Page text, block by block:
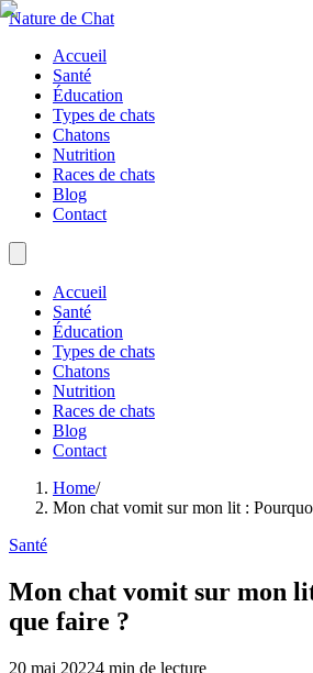
Nature de Chat
Accueil
Santé
Éducation
Types de chats
Chatons
Nutrition
Races de chats
Blog
Contact
Accueil
Santé
Éducation
Types de chats
Chatons
Nutrition
Races de chats
Blog
Contact
Home/
Mon chat vomit sur mon lit :
Santé
Mon chat vomit sur mon
que faire ?
20 mai 20224 min de lecture